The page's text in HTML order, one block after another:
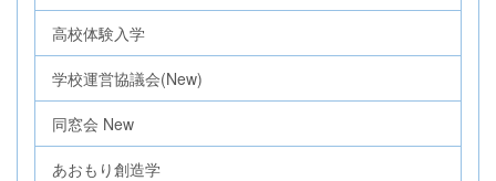
高校体験入学
学校運営協議会(New)
同窓会 New
あおもり創造学